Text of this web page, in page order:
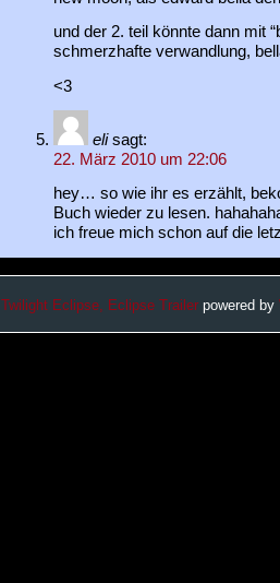
und der 2. teil könnte dann mit
schmerzhafte verwandlung,
<3
eli sagt:
22. März 2010 um 22:06
hey… so wie ihr es erzählt,
Buch wieder zu lesen.
ich freue mich schon auf die
Twilight Eclipse, Eclipse Trailer powered by